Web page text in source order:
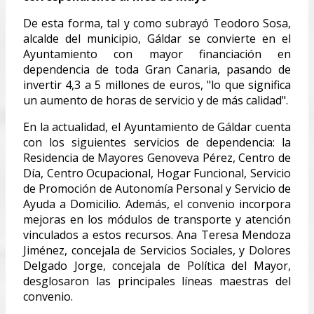
De esta forma, tal y como subrayó Teodoro Sosa,
alcalde del municipio, Gáldar se convierte en el
Ayuntamiento con mayor financiación en
dependencia de toda Gran Canaria, pasando de
invertir 4,3 a 5 millones de euros, "lo que significa
un aumento de horas de servicio y de más calidad".
En la actualidad, el Ayuntamiento de Gáldar cuenta
con los siguientes servicios de dependencia: la
Residencia de Mayores Genoveva Pérez, Centro de
Día, Centro Ocupacional, Hogar Funcional, Servicio
de Promoción de Autonomía Personal y Servicio de
Ayuda a Domicilio. Además, el convenio incorpora
mejoras en los módulos de transporte y atención
vinculados a estos recursos. Ana Teresa Mendoza
Jiménez, concejala de Servicios Sociales, y Dolores
Delgado Jorge, concejala de Política del Mayor,
desglosaron las principales líneas maestras del
convenio.